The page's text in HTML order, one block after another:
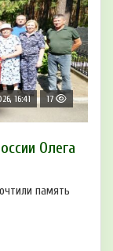
16:41 17
Олега
память